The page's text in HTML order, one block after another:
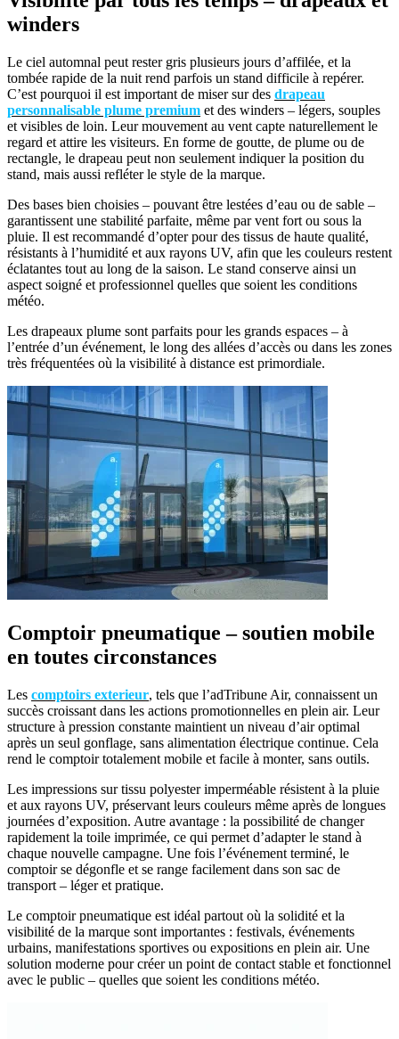
winders
Le ciel automnal peut rester gris plusieurs jours d’affilée, et la
tombée rapide de la nuit rend parfois un stand difficile à repérer.
C’est pourquoi il est important de miser sur des drapeau
personnalisable plume premium et des winders – légers, souples
et visibles de loin. Leur mouvement au vent capte naturellement le
regard et attire les visiteurs. En forme de goutte, de plume ou de
rectangle, le drapeau peut non seulement indiquer la position du
stand, mais aussi refléter le style de la marque.
Des bases bien choisies – pouvant être lestées d’eau ou de sable –
garantissent une stabilité parfaite, même par vent fort ou sous la
pluie. Il est recommandé d’opter pour des tissus de haute qualité,
résistants à l’humidité et aux rayons UV, afin que les couleurs restent
éclatantes tout au long de la saison. Le stand conserve ainsi un
aspect soigné et professionnel quelles que soient les conditions
météo.
Les drapeaux plume sont parfaits pour les grands espaces – à
l’entrée d’un événement, le long des allées d’accès ou dans les zones
très fréquentées où la visibilité à distance est primordiale.
Comptoir pneumatique – soutien mobile
en toutes circonstances
Les comptoirs exterieur, tels que l’adTribune Air, connaissent un
succès croissant dans les actions promotionnelles en plein air. Leur
structure à pression constante maintient un niveau d’air optimal
après un seul gonflage, sans alimentation électrique continue. Cela
rend le comptoir totalement mobile et facile à monter, sans outils.
Les impressions sur tissu polyester imperméable résistent à la pluie
et aux rayons UV, préservant leurs couleurs même après de longues
journées d’exposition. Autre avantage : la possibilité de changer
rapidement la toile imprimée, ce qui permet d’adapter le stand à
chaque nouvelle campagne. Une fois l’événement terminé, le
comptoir se dégonfle et se range facilement dans son sac de
transport – léger et pratique.
Le comptoir pneumatique est idéal partout où la solidité et la
visibilité de la marque sont importantes : festivals, événements
urbains, manifestations sportives ou expositions en plein air. Une
solution moderne pour créer un point de contact stable et fonctionnel
avec le public – quelles que soient les conditions météo.